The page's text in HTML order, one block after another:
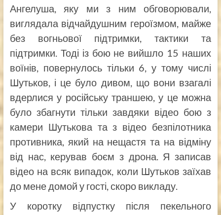
Ангелуша, яку ми з ним обговорювали,
виглядала відчайдушним героїзмом, майже
без вогньової підтримки, тактики та
підтримки. Тоді із бою не вийшло 15 наших
воїнів, повернулось тільки 6, у тому числі
Шутьков, і це було дивом, що вони взагалі
вдерлися у російську траншею, у це можна
було збагнути тільки завдяки відео бою з
камери Шутькова та з відео безпілотника
противника, який на нещастя та на відміну
від нас, керував боєм з дрона. Я записав
відео на всяк випадок, коли Шутьков заїхав
до мене домой у гості, скоро викладу.
У коротку відпустку після пекельного